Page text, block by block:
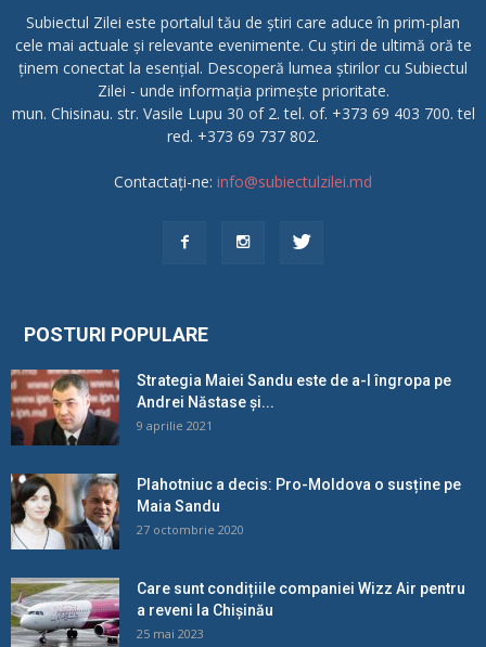
Subiectul Zilei este portalul tău de știri care aduce în prim-plan
cele mai actuale și relevante evenimente. Cu știri de ultimă oră te
ținem conectat la esențial. Descoperă lumea știrilor cu Subiectul
Zilei - unde informația primește prioritate.
mun. Chisinau. str. Vasile Lupu 30 of 2. tel. of. +373 69 403 700. tel
red. +373 69 737 802.
Contactați-ne: info@subiectulzilei.md
POSTURI POPULARE
Strategia Maiei Sandu este de a-l îngropa pe
Andrei Năstase și...
9 aprilie 2021
Plahotniuc a decis: Pro-Moldova o susține pe
Maia Sandu
27 octombrie 2020
Care sunt condițiile companiei Wizz Air pentru
a reveni la Chișinău
25 mai 2023